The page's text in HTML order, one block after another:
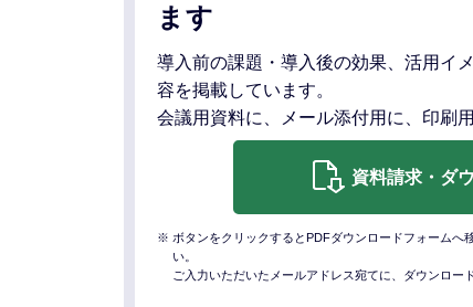
ます
導入前の課題・導入後の効果、活用イ
容を掲載しています。
会議用資料に、メール添付用に、印刷
資料請求・ダ
※ ボタンをクリックするとPDFダウンロードフォームへ
い。
ご入力いただいたメールアドレス宛てに、ダウンロー